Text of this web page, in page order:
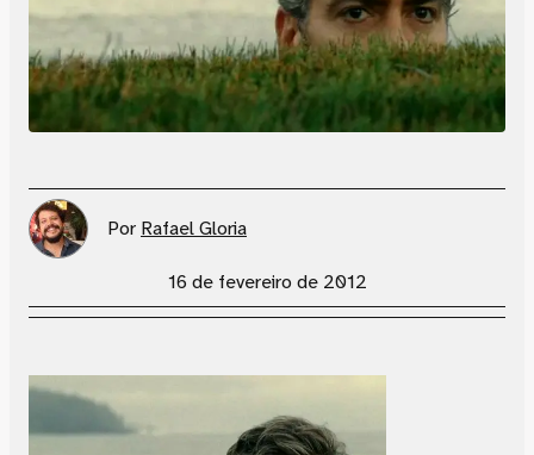
Por Rafael Gloria
16 de fevereiro de 2012